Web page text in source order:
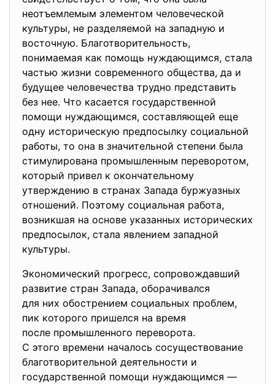
неотъемлемым элементом человеческой
культуры, не разделяемой на западную и
восточную. Благотворительность,
понимаемая как помощь нуждающимся, стала
частью жизни современного общества, да и
будущее человечества трудно представить
без нее. Что касается государственной
помощи нуждающимся, составляющей еще
одну историческую предпосылку социальной
работы, то она в значительной степени была
стимулирована промышленным переворотом,
который привел к окончательному
утверждению в странах Запада буржуазных
отношений. Поэтому социальная работа,
возникшая на основе указанных исторических
предпосылок, стала явлением западной
культуры.
Экономический прогресс, сопровождавший
развитие стран Запада, оборачивался
для них обострением социальных проблем,
пик которого пришелся на время
после промышленного переворота.
С этого времени началось сосуществование
благотворительной деятельности и
государственной помощи нуждающимся —